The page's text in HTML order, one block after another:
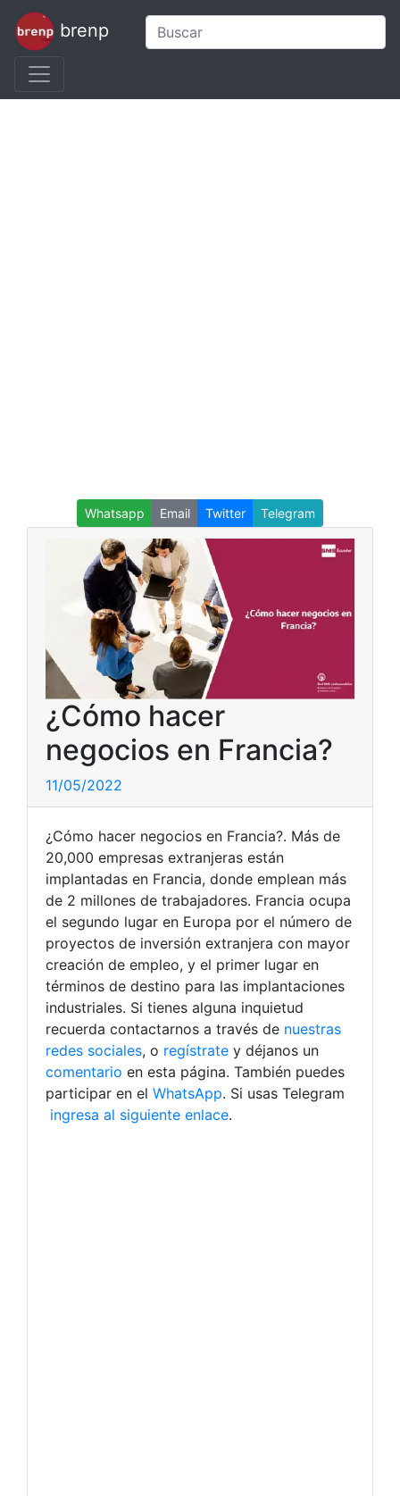
brenp
Whatsapp Email Twitter Telegram
¿Cómo hacer
negocios en Francia?
11/05/2022
¿Cómo hacer negocios en Francia?. Más de
20,000 empresas extranjeras están
implantadas en Francia, donde emplean más
de 2 millones de trabajadores. Francia ocupa
el segundo lugar en Europa por el número de
proyectos de inversión extranjera con mayor
creación de empleo, y el primer lugar en
términos de destino para las implantaciones
industriales. Si tienes alguna inquietud
recuerda contactarnos a través de nuestras
redes sociales, o regístrate y déjanos un
comentario en esta página. También puedes
participar en el WhatsApp. Si usas Telegram
ingresa al siguiente enlace.